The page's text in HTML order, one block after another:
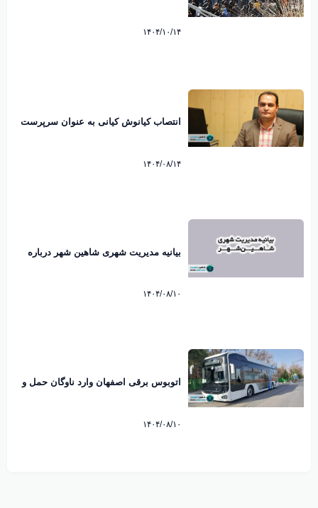
۱۴۰۴/۱۰/۱۴
انتصاب کیانوش کیانی به عنوان سرپرست
۱۴۰۴/۰۸/۱۴
بیانیه مدیریت شهری شاهین شهر درباره
۱۴۰۴/۰۸/۱۰
اتوبوس برقی اصفهان وارد ناوگان حمل و
۱۴۰۴/۰۸/۱۰